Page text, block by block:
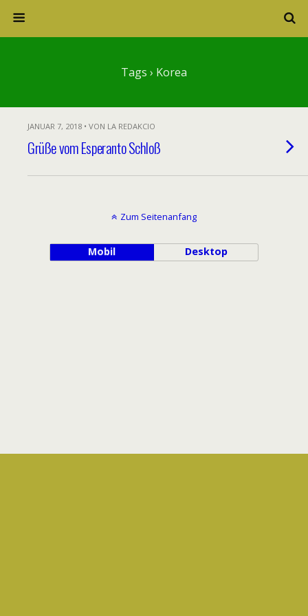
Tags › Korea
JANUAR 7, 2018 • VON LA REDAKCIO
Grüße vom Esperanto Schloß
Zum Seitenanfang
Mobil Desktop